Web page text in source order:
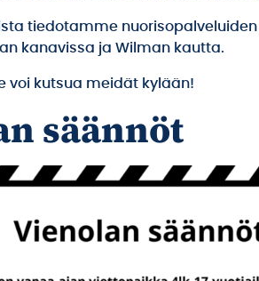
tiedotamme nuorisopalveluiden
kanavissa ja Wilman kautta.
voi kutsua meidät kylään!
säännöt